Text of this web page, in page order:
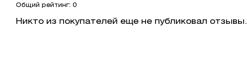
Общий рейтинг: 0
Никто из покупателей еще не публиковал отзывы.